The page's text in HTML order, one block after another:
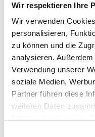
Wir respektieren Ihre
Wir verwenden
personalisieren,
zu können und die
analysieren.
Verwendung unserer
soziale Medien,
Partner führen diese
weiteren Daten
Poolprojekt
Ich war und bin noch
Empfehlungen durch
viel versprochen. Vom
ist alles reibungslos
mich entschieden, weil
Autor: